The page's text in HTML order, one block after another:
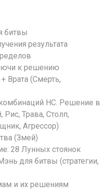
битвы
результата
к решению
Врата (Смерть,
НС. Решение в
Рис, Трава, Столп,
Агрессор)
(Змей)
28 Лунных стоянок
для битвы (стратегии,
и их решениям